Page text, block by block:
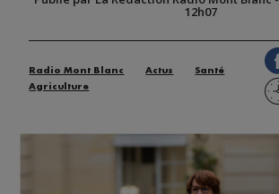
12h07
Radio Mont Blanc Actus
Santé
Agriculture